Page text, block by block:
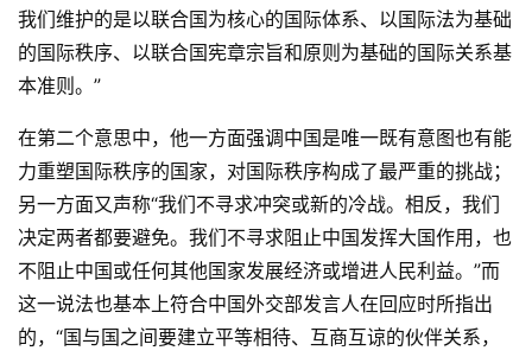
我们维护的是以联合国为核心的国际体系、以国际法为基础
的国际秩序、以联合国宪章宗旨和原则为基础的国际关系基
本准则。”
在第二个意思中，他一方面强调中国是唯一既有意图也有能
力重塑国际秩序的国家，对国际秩序构成了最严重的挑战；
另一方面又声称“我们不寻求冲突或新的冷战。相反，我们
决定两者都要避免。我们不寻求阻止中国发挥大国作用，也
不阻止中国或任何其他国家发展经济或增进人民利益。”而
这一说法也基本上符合中国外交部发言人在回应时所指出
的，“国与国之间要建立平等相待、互商互谅的伙伴关系，